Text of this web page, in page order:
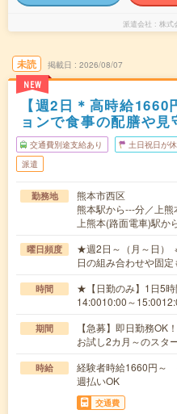
派遣会社 株式
未読
NEW
掲載日 2026/08/07
【週2日＊高時給
ョンで食事の配膳や見
交通費別途支給あり 土日祝日が
派遣
勤務地
熊本市西区
熊本駅から---分／上
上熊本(路面電車)駅
曜日頻度
★週2日～（月～日）
日の組み合わせや固定
時間
★【日勤のみ】1日5
14:0010:00～
期間
【急募】即日勤務
お試し2カ月～のスタ
時給
経験者時給1660円～
週払いOK
交通費